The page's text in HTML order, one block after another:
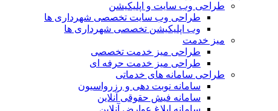
طراحی وب سایت و اپلیکیشن
طراحی وب سایت تخصصی شهرداری ها
وب اپلیکیشن تخصصی شهرداری ها
میز خدمت
طراحی میز خدمت تخصصی
طراحی میز خدمت حرفه ای
طراحی سامانه های خدماتی
سامانه نوبت دهی و رزرواسیون
سامانه فیش حقوقی آنلاین
سامانه ابلاغ عوارض آنلاین